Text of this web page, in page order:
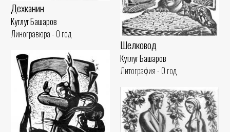
Дехканин
Кутлуг Башаров
Линогравюра - 0 год
Шелковод
Кутлуг Башаров
Литография - 0 год